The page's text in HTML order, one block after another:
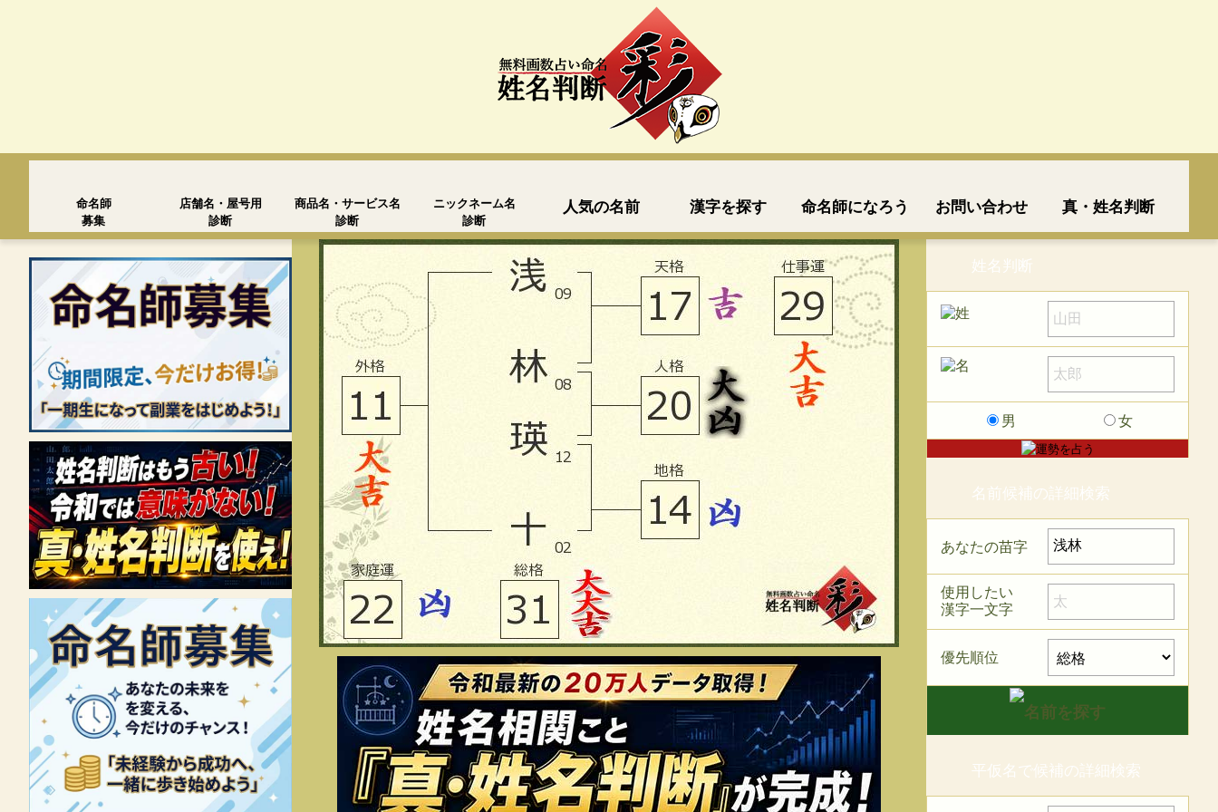
命名師
募集
店舗名・屋号用
診断
商品名・サービス名
診断
ニックネーム名
診断
人気の名前 漢字を探す 命名師になろう お問い合わせ 真・姓名判断
姓名判断
男 女
名前候補の詳細検索
あなたの苗字
使用したい
漢字一文字
優先順位
平仮名で候補の詳細検索